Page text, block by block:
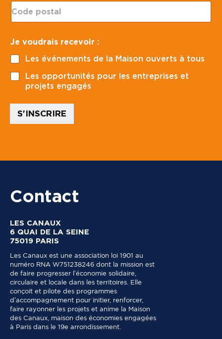
l
*
C
o
d
p
o
s
t
a
C
o
d
e
*
Je voudrais recevoir :
Les événements de la Maison ouverts à tous
Les opportunités pour les entreprises et
projets engagés
S'INSCRIRE
Contact
LES CANAUX
6 QUAI DE LA SEINE
75019 PARIS
Les Canaux est une association loi 1901 au
numéro RNA W751238246 dont la mission est
de faire progresser l’économie solidaire,
circulaire et locale dans les territoires. Elle
conçoit et pilote des programmes
d’accompagnement pour initier, renforcer,
faire rayonner les projets et anime la Maison
des Canaux, maison des économies engagées
à Paris dans le 19e arrondissement.